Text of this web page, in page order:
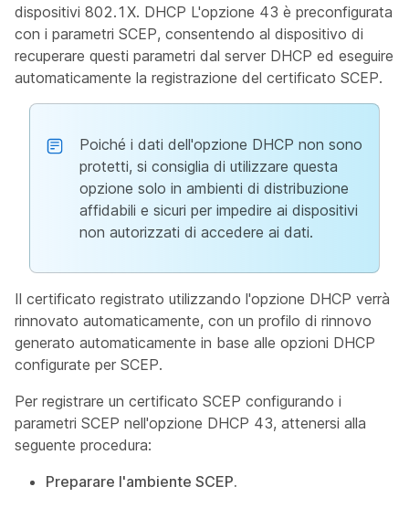
dispositivi 802.1X. DHCP L'opzione 43 è preconfigurata
con i parametri SCEP, consentendo al dispositivo di
recuperare questi parametri dal server DHCP ed eseguire
automaticamente la registrazione del certificato SCEP.
Poiché i dati dell'opzione DHCP non sono
protetti, si consiglia di utilizzare questa
opzione solo in ambienti di distribuzione
affidabili e sicuri per impedire ai dispositivi
non autorizzati di accedere ai dati.
Il certificato registrato utilizzando l'opzione DHCP verrà
rinnovato automaticamente, con un profilo di rinnovo
generato automaticamente in base alle opzioni DHCP
configurate per SCEP.
Per registrare un certificato SCEP configurando i
parametri SCEP nell'opzione DHCP 43, attenersi alla
seguente procedura:
Preparare l'ambiente SCEP.